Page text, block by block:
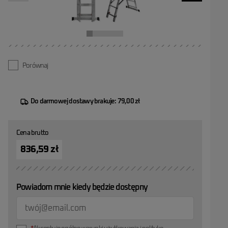
Porównaj
Do darmowej dostawy brakuje: 79,00 zł
Cena brutto
836,59 zł
Powiadom mnie kiedy będzie dostępny